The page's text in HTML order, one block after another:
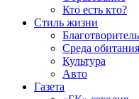
Кто есть кто?
Стиль жизни
Среда обитания
Культура
Авто
Газета